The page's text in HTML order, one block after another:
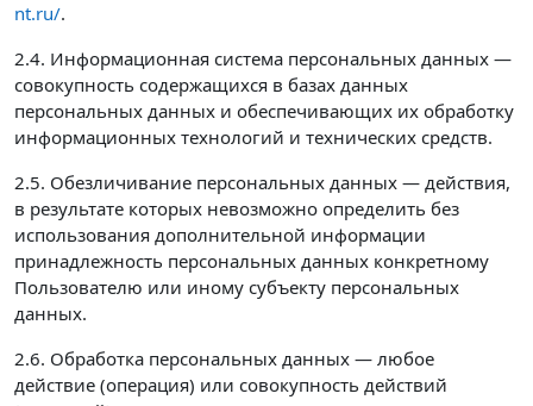
nt.ru/.
2.4. Информационная система персональных данных —
совокупность содержащихся в базах данных
персональных данных и обеспечивающих их обработку
информационных технологий и технических средств.
2.5. Обезличивание персональных данных — действия,
в результате которых невозможно определить без
использования дополнительной информации
принадлежность персональных данных конкретному
Пользователю или иному субъекту персональных
данных.
2.6. Обработка персональных данных — любое
действие (операция) или совокупность действий